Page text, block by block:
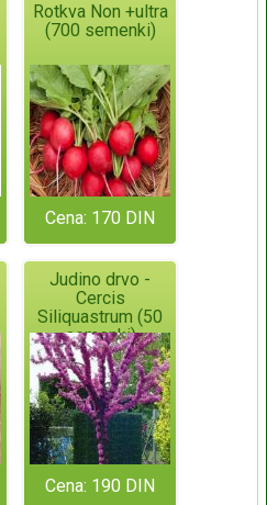
Rotkva Non +ultra
(700 semenki)
Cena: 170 DIN
Judino drvo -
Cercis
Siliquastrum (50
semenki)
Cena: 190 DIN